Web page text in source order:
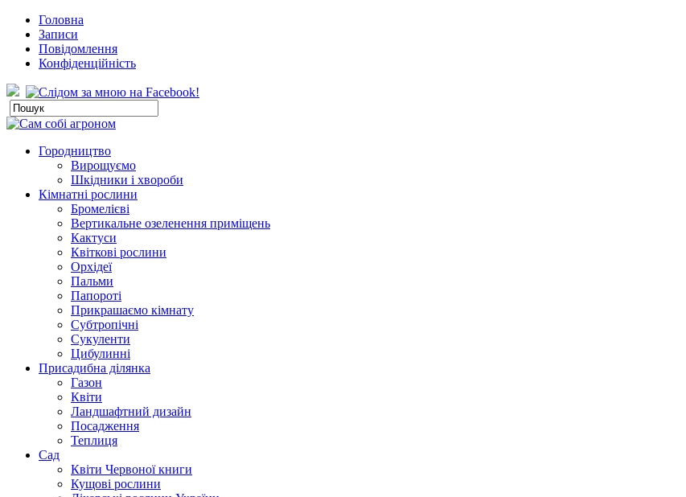
Головна
Записи
Повідомлення
Конфіденційність
Городництво
Вирощуємо
Шкідники і хвороби
Кімнатні рослини
Бромелієві
Вертикальне озеленення приміщень
Кактуси
Квіткові рослини
Орхідеї
Пальми
Папороті
Прикрашаємо кімнату
Субтропічні
Сукуленти
Цибулинні
Присадибна ділянка
Газон
Квіти
Ландшафтний дизайн
Посадження
Теплиця
Сад
Квіти Червоної книги
Кущові рослини